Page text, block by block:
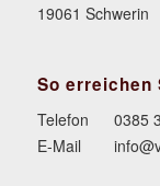
19061 Schwerin
So erreichen
Telefon
0385
E-Mail